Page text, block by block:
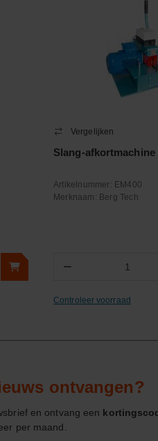
Vergelijken
Slang-afkortmachine
Artikelnummer: EM400
Merknaam: Berg Tech
−
Controleer voorraad
ontvangen?
en ontvang een
per maand.